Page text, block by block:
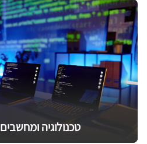
טכנולוגיה ומחשבים